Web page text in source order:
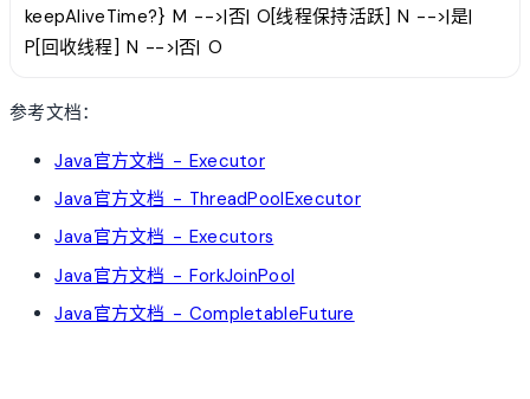
keepAliveTime?} M -->|否| O[线程保持活跃] N -->|是|
P[回收线程] N -->|否| O
参考文档：
Java官方文档 - Executor
Java官方文档 - ThreadPoolExecutor
Java官方文档 - Executors
Java官方文档 - ForkJoinPool
Java官方文档 - CompletableFuture